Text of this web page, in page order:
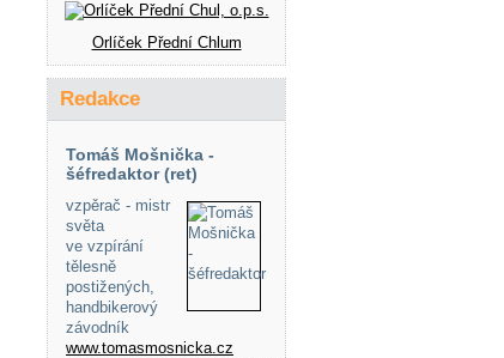
Orlíček Přední Chlum
Redakce
Tomáš Mošnička -
šéfredaktor (ret)
vzpěrač - mistr
světa
ve vzpírání
tělesně
postižených,
handbikerový
závodník
www.tomasmosnicka.cz